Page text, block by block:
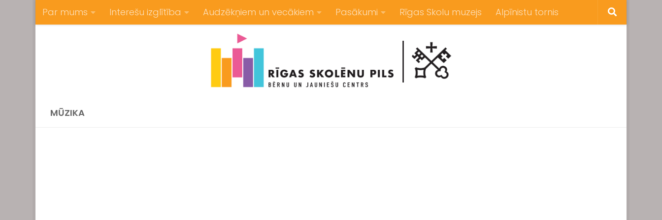
Skip to content
Par mums Interešu izglītība Audzēkņiem un vecākiem Pasākumi Rīgas Skolu muzejs Alpīnistu tornis
MŪZIKA